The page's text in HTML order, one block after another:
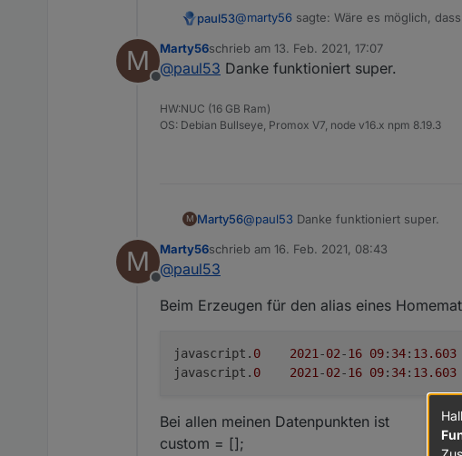
paul53@marty56 sagte: Wäre es möglich,
Man kann das Script durch
Anschließend nicht vergessen, die
M
Offline
Marty56schrieb am 13. Feb. 2021, 17:07
zuletzt editiert von
@paul53 Danke funktioniert super.
HW:NUC (16 GB Ram)
OS: Debian Bullseye, Promox V7, node v16.x npm 8.19.3
M Marty56@paul53 Danke funktioniert super.
M
Offline
Marty56schrieb am 16. Feb. 2021, 08:43
zuletzt editiert von
@paul53
Beim Erzeugen für den alias eines
javascript. 0 2021 -02-16 09: 34: 13.603
javascript. 0 2021 -02-16 09: 34: 13.603
Bei allen meinen Datenpunkten ist
custom = [];